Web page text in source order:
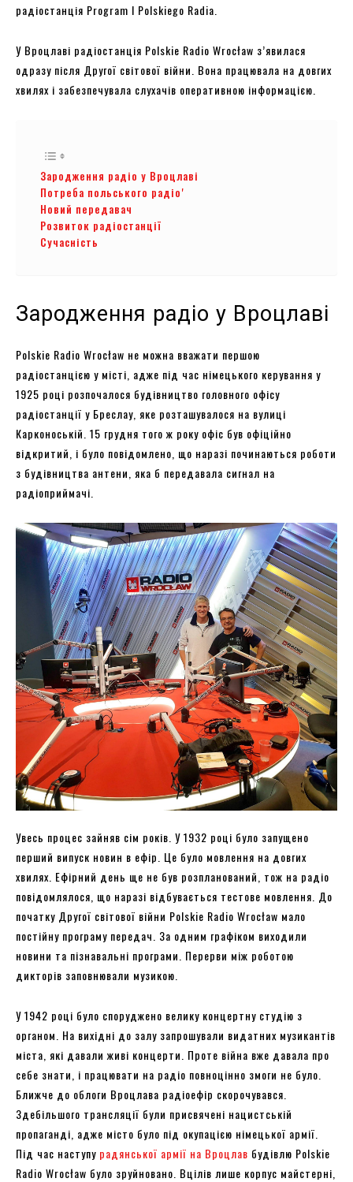
радіостанція Program I Polskiego Radia.
У Вроцлаві радіостанція Polskie Radio Wrocław з’явилася
одразу після Другої світової війни. Вона працювала на довгих
хвилях і забезпечувала слухачів оперативною інформацією.
Зародження радіо у Вроцлаві
Потреба польського радіоʼ
Новий передавач
Розвиток радіостанції
Сучасність
Зародження радіо у Вроцлаві
Polskie Radio Wrocław не можна вважати першою
радіостанцією у місті, адже під час німецького керування у
1925 році розпочалося будівництво головного офісу
радіостанції у Бреслау, яке розташувалося на вулиці
Карконоській. 15 грудня того ж року офіс був офіційно
відкритий, і було повідомлено, що наразі починаються роботи
з будівництва антени, яка б передавала сигнал на
радіоприймачі.
Увесь процес зайняв сім років. У 1932 році було запущено
перший випуск новин в ефір. Це було мовлення на довгих
хвилях. Ефірний день ще не був розпланований, тож на радіо
повідомлялося, що наразі відбувається тестове мовлення. До
початку Другої світової війни Polskie Radio Wrocław мало
постійну програму передач. За одним графіком виходили
новини та пізнавальні програми. Перерви між роботою
дикторів заповнювали музикою.
У 1942 році було споруджено велику концертну студію з
органом. На вихідні до залу запрошували видатних музикантів
міста, які давали живі концерти. Проте війна вже давала про
себе знати, і працювати на радіо повноцінно змоги не було.
Ближче до облоги Вроцлава радіоефір скорочувався.
Здебільшого трансляції були присвячені нацистській
пропаганді, адже місто було під окупацією німецької армії.
Під час наступу радянської армії на Вроцлав будівлю Polskie
Radio Wrocław було зруйновано. Вцілів лише корпус майстерні,